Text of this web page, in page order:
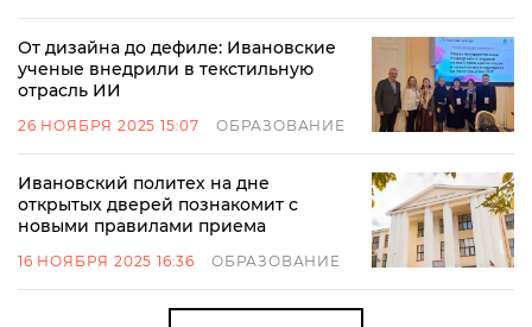
От дизайна до дефиле: Ивановские
ученые внедрили в текстильную
отрасль ИИ
26 НОЯБРЯ 2025 15:07 ОБРАЗОВАНИЕ
Ивановский политех на дне
открытых дверей познакомит с
новыми правилами приема
16 НОЯБРЯ 2025 16:36 ОБРАЗОВАНИЕ